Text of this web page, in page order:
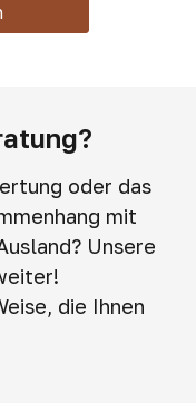
oder das
mit
Unsere
die Ihnen